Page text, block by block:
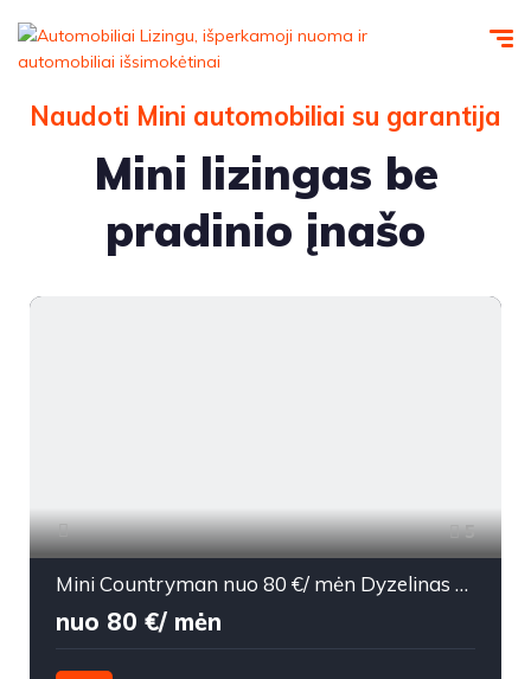
Naudoti Mini automobiliai su garantija
Mini lizingas be
pradinio įnašo
5
Mini Countryman nuo 80 €/ mėn Dyzelinas 2011m. Visureigis Automatinė
nuo 80 €/ mėn